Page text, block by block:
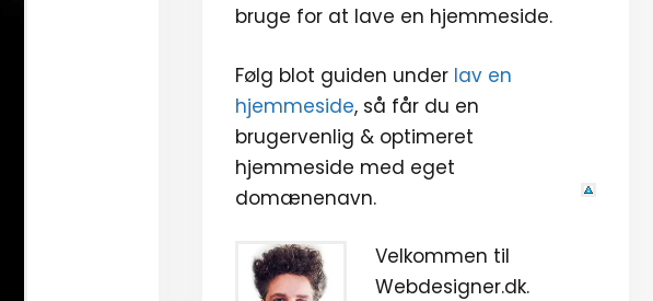
bruge for at lave en hjemmeside.
Følg blot guiden under lav en
hjemmeside, så får du en
brugervenlig & optimeret
hjemmeside med eget
domænenavn.
Velkommen til
Webdesigner.dk.